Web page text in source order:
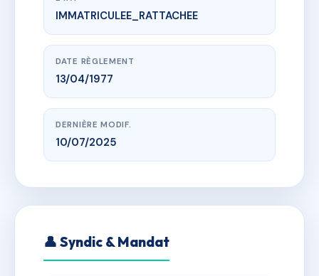
www.vme.plus/AC6840193
LA COMMANDERIE
55 bis-57 rue jean jaures 93220
IMMATRICULEE_RATTACHEE
DATE RÈGLEMENT
13/04/1977
DERNIÈRE MODIF.
10/07/2025
👤 Syndic & Mandat